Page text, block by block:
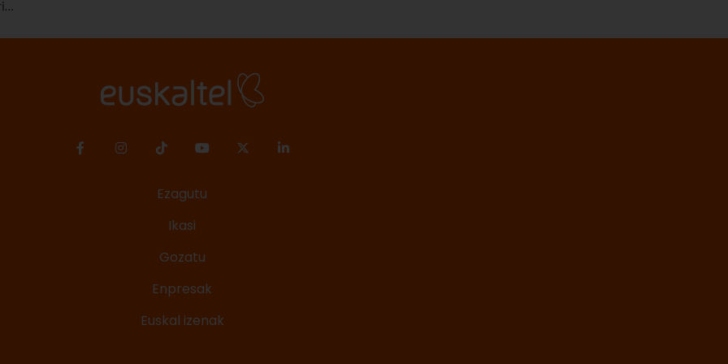
zerrenda bat prestatu dugu, eta haien esanahia
euskarazko hiztegia zabaltzen lagundu diezazuten.
Ezagutu
Ikasi
Gozatu
Enpresak
Euskal izenak